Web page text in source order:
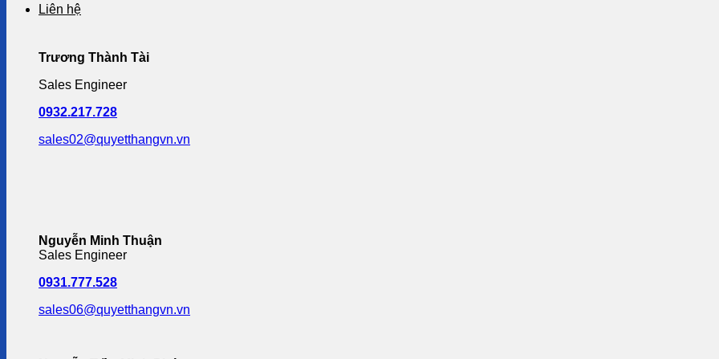
Liên hệ
Trương Thành Tài
Sales Engineer
0932.217.728
sales02@quyetthangvn.vn
Nguyễn Minh Thuận
Sales Engineer
0931.777.528
sales06@quyetthangvn.vn